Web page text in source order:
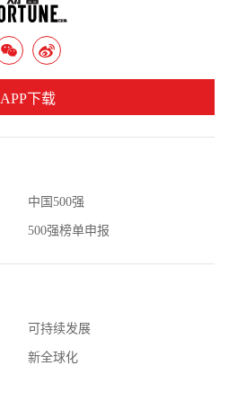
中国500强
500强榜单申报
可持续发展
新全球化
APP下载